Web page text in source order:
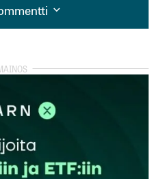
kirjautua